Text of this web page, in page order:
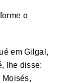
o
em Gilgal,
lhe disse:
Moisés,